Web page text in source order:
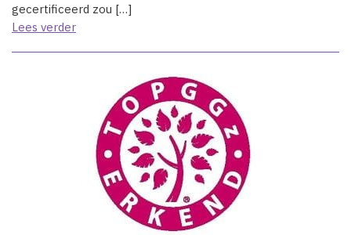
gecertificeerd zou […]
Lees verder